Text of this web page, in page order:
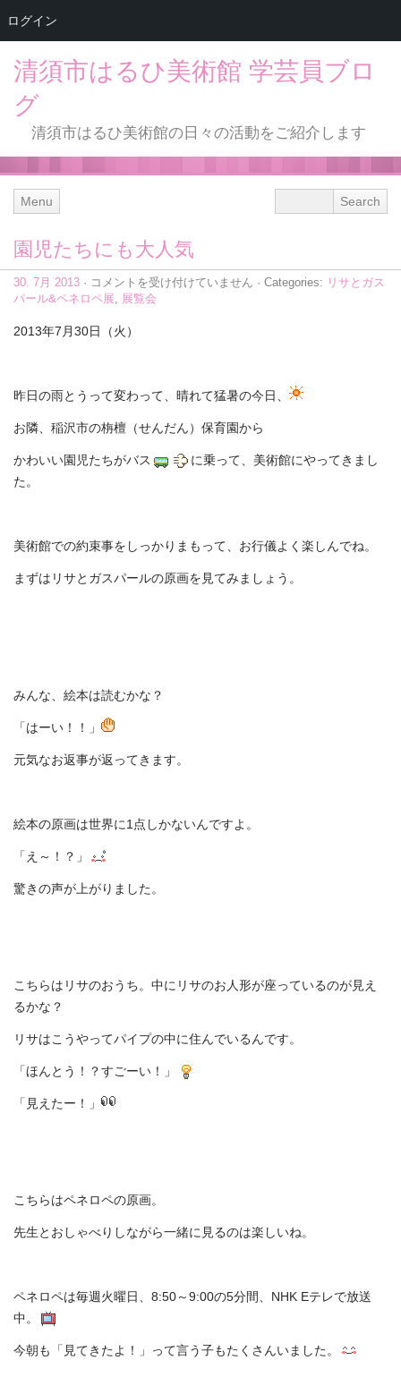
清須市はるひ美術館 学芸員ブロ
グ
清須市はるひ美術館の日々の活動をご紹介します
Menu
園児たちにも大人気
30. 7月 2013 · 園
児
ち
人
は
コメントを受け付けていません · Categories: リサとガス
パール&ペネロペ展
展覧会
2013年7月30日（火）
昨日の雨とうって変わって、晴れて猛暑の今日、
お隣、稲沢市の栴檀（せんだん）保育園から
かわいい園児たちがバス
に乗って、美術館にやってきまし
た。
美術館での約束事をしっかりまもって、お行儀よく楽しんでね。
まずはリサとガスパールの原画を見てみましょう。
みんな、絵本は読むかな？
「はーい！！」
元気なお返事が返ってきます。
絵本の原画は世界に1点しかないんですよ。
「え～！？」
驚きの声が上がりました。
こちらはリサのおうち。中にリサのお人形が座っているのが見え
るかな？
リサはこうやってパイプの中に住んでいるんです。
「ほんとう！？すごーい！」
「見えたー！」
こちらはペネロペの原画。
先生とおしゃべりしながら一緒に見るのは楽しいね。
ペネロペは毎週火曜日、8:50～9:00の5分間、NHK Eテレで放送
中。
今朝も「見てきたよ！」って言う子もたくさんいました。
ログイン